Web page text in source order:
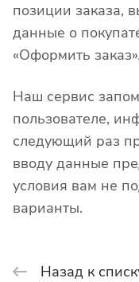
позиции заказа,
данные о
«Оформить заказ».
Наш сервис
пользователе,
следующий раз
вводу данные
условия вам не
варианты.
Назад к